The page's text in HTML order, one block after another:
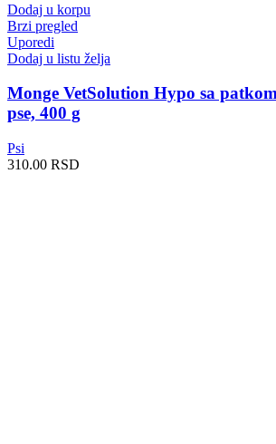
Dodaj u korpu
Brzi pregled
Uporedi
Dodaj u listu želja
Monge VetSolution Hypo sa
pse, 400 g
Psi
310.00 RSD